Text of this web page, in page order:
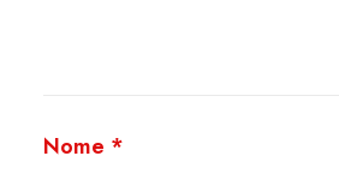
Nome *